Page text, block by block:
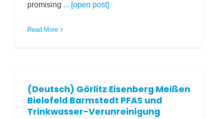
promising ... [open post]
Read More
(Deutsch) Görlitz Eisenberg Meißen
Bielefeld Barmstedt PFAS und
Trinkwasser-Verunreinigung